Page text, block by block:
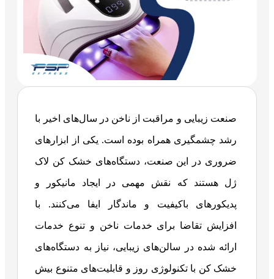
صنعت زیبایی و مراقبت از ناخن در سال‌های اخیر با
رشد چشمگیری همراه بوده است. یکی از ابزارهای
ضروری در این صنعت، دستگاه‌های خشک کن لاک
ژل هستند که نقش مهمی در ایجاد مانیکور و
پدیکورهای باکیفیت و ماندگار ایفا می‌کنند. با
افزایش تقاضا برای خدمات ناخن و تنوع خدمات
ارائه شده در سالن‌های زیبایی، نیاز به دستگاه‌های
خشک کن با تکنولوژی روز و قابلیت‌های متنوع بیش